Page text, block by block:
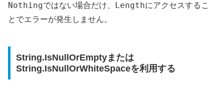
Nothingではない場合だけ、 Lengthにアクセスするこ
とでエラーが発生しません。
String.IsNullOrEmptyまたは
String.IsNullOrWhiteSpaceを利用する